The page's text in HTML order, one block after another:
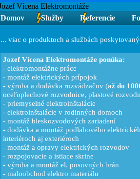
Domov Služby Referencie
... viac o produktoch a službách
Jozef Vícena Elektromontáže ponúka:
- elektromontážne práce
- montáž elektrických prípojok
- výroba a dodávka rozvádzačov (až do
oceľoplechové rozvodnice, plastové
- priemyselné elektroinštalácie
- elektroinštalácie v rodinných domoch
- montáž bleskozvodových zariadení
- dodávka a montáž podlahového
interiéroch aj exteriéroch
- montáž a opravy elektrických rozvodov
- rozpojovacie a istiace skrine
- výroba a montáž el. posuvných brán
- maloobchod elektro materiálu